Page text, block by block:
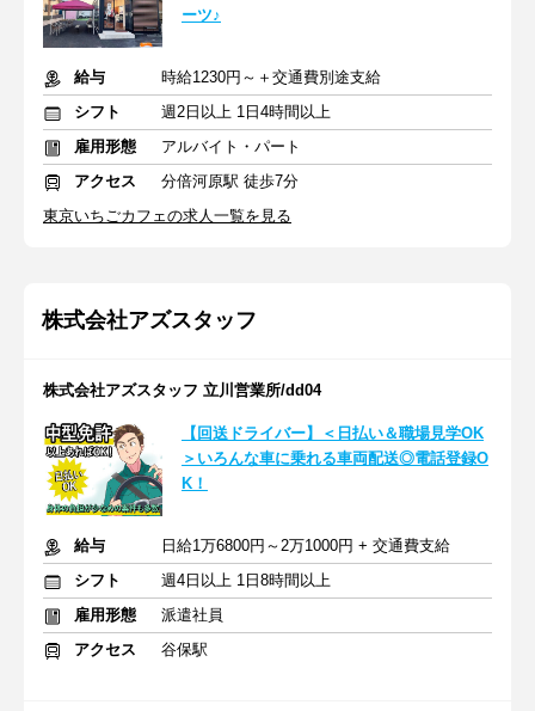
ーツ♪
給与
時給1230円～＋交通費別途支給
シフト
週2日以上 1日4時間以上
雇用形態
アルバイト・パート
アクセス
分倍河原駅 徒歩7分
東京いちごカフェの求人一覧を見る
株式会社アズスタッフ
株式会社アズスタッフ 立川営業所/dd04
【回送ドライバー】＜日払い＆職場見学OK
＞いろんな車に乗れる車両配送◎電話登録O
K！
給与
日給1万6800円～2万1000円 + 交通費支給
シフト
週4日以上 1日8時間以上
雇用形態
派遣社員
アクセス
谷保駅